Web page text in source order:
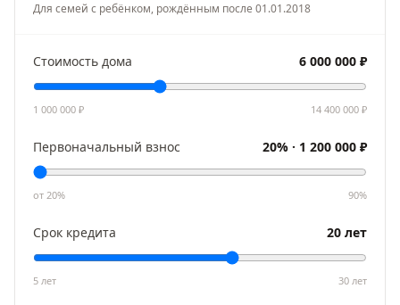
Для семей с ребёнком, рождённым после 01.01.2018
Стоимость дома 6 000 000 ₽
1 000 000 ₽ 14 400 000 ₽
Первоначальный взнос 20% · 1 200 000 ₽
от 20% 90%
Срок кредита 20 лет
5 лет 30 лет